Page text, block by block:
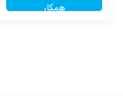
همکار